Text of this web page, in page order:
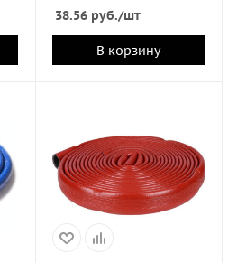
38.56руб./шт
В корзину